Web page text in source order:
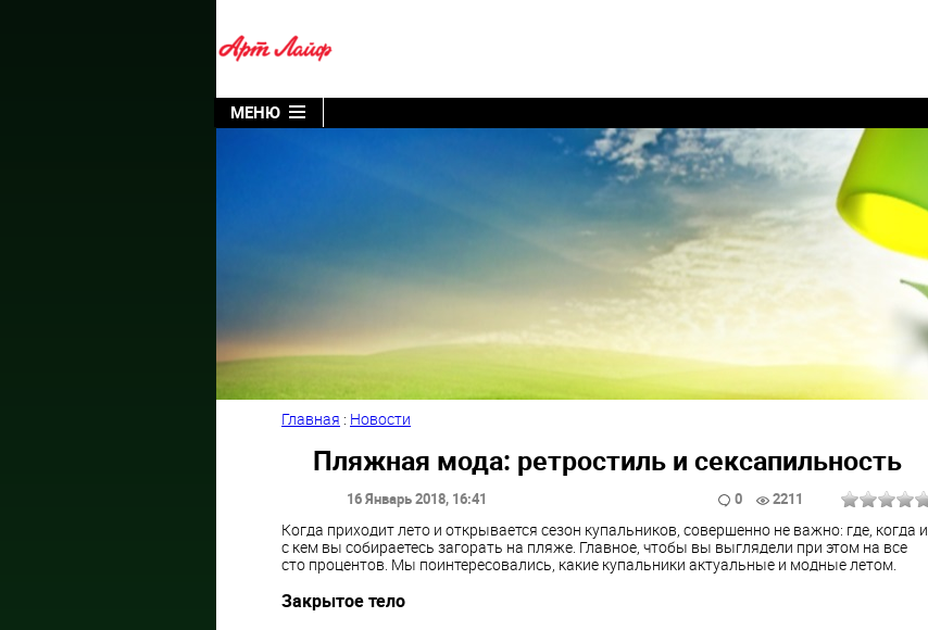
МЕНЮ
Главная : Новости
Пляжная мода: ретростиль и сексапильность
16 Январь 2018, 16:41 0 2211
Когда приходит лето и открывается сезон купальников, совершенно не важно: где, когда и
с кем вы собираетесь загорать на пляже. Главное, чтобы вы выглядели при этом на все
сто процентов. Мы поинтересовались, какие купальники актуальные и модные летом.
Закрытое тело